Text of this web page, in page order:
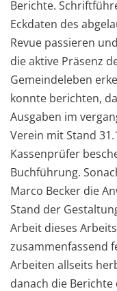
Berichte.
Eckdaten des
Revue passieren
die aktive Präsenz
Gemeindeleben
konnte berichten,
Ausgaben im
Verein mit Stand
Kassenprüfer
Buchführung.
Marco Becker die
Stand der
Arbeit dieses
zusammenfassend
Arbeiten allseits
danach die